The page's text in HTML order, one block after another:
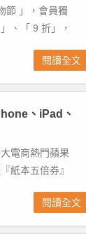
節 」，會員獨
、「 9 折」，
閱讀全文
、iPad、
電商熱門蘋果
紙本五倍券』
閱讀全文